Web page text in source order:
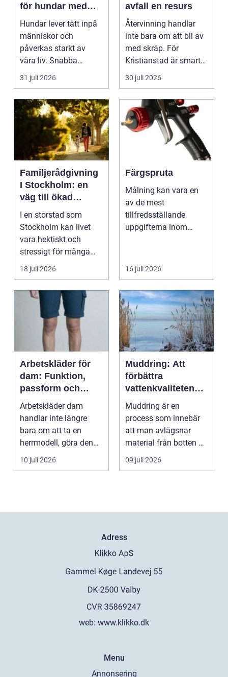
för hundar med
stress och oro
Hundar lever tätt inpå
människor och
påverkas starkt av
våra liv. Snabba
förändringar, höga ljud,
31 juli 2026
avfall en resurs
Återvinning handlar
inte bara om att bli av
med skräp. För
Kristianstad är smart
avfallshantering en...
30 juli 2026
Familjerådgivning
I Stockholm: en
väg till ökad
harmoni och
förståelse
I en storstad som
Stockholm kan livet
vara hektiskt och
stressigt för många
familjer. Kon...
18 juli 2026
Färgspruta
Målning kan vara en
av de mest
tillfredsställande
uppgifterna inom
16 juli 2026
Arbetskläder för
dam: Funktion,
passform och
hållbarhet i fokus
Arbetskläder dam
handlar inte längre
bara om att ta en
herrmodell, göra den
mindre oc...
10 juli 2026
Muddring: Att
förbättra
vattenkvaliteten
och möjliggöra
navigering
Muddring är en
process som innebär
att man avlägsnar
material från botten av
en...
09 juli 2026
Adress
web: www.klikko.dk
Menu
Annonsering